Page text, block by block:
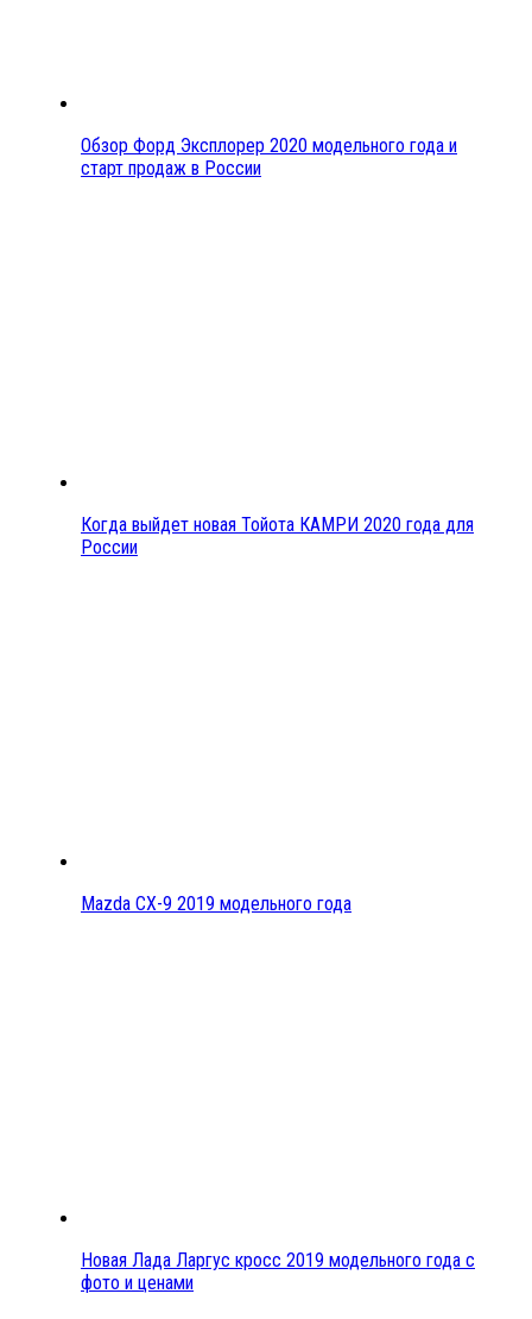
Обзор Форд Эксплорер 2020 модельного года и
старт продаж в России
Когда выйдет новая Тойота КАМРИ 2020 года для
России
Mazda CX-9 2019 модельного года
Новая Лада Ларгус кросс 2019 модельного года с
фото и ценами